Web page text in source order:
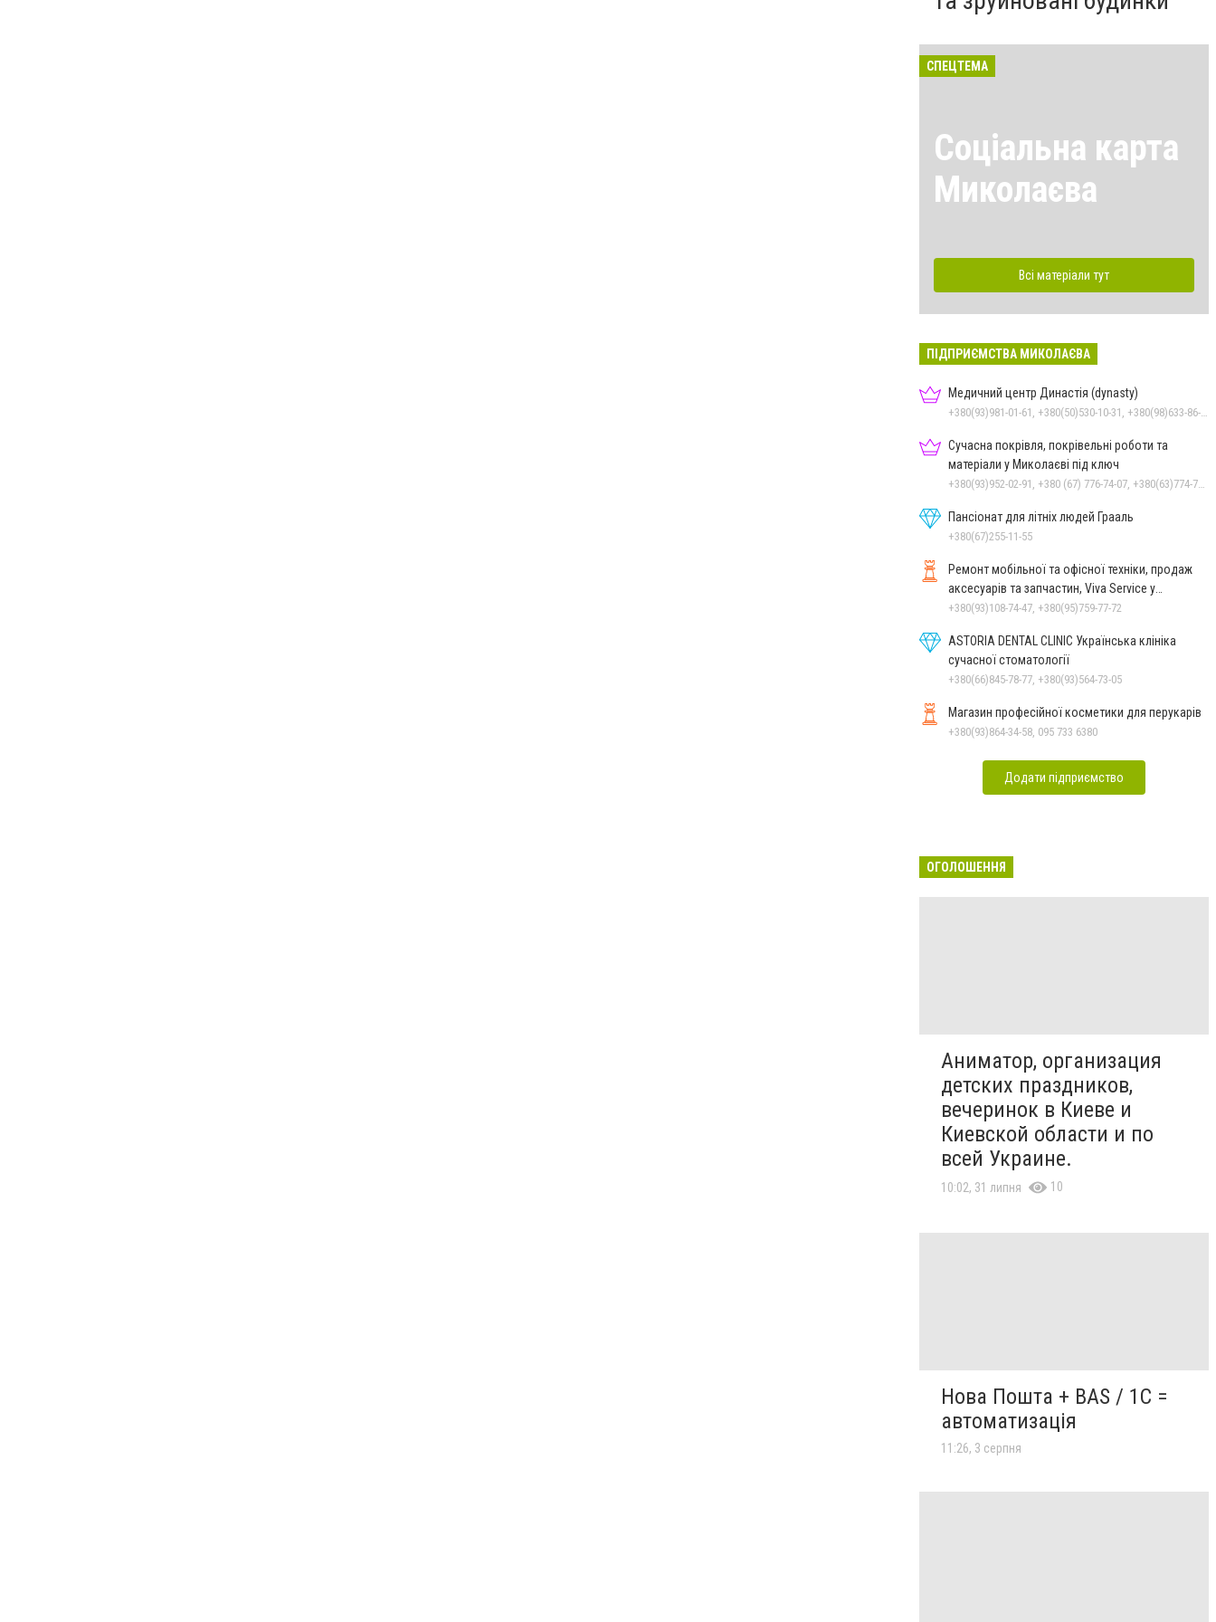
СПЕЦТЕМА
Соціальна карта
Миколаєва
Всі матеріали тут
ПІДПРИЄМСТВА МИКОЛАЄВА
Медичний центр Династія (dynasty)
Сучасна покрівля, покрівельні роботи та
матеріали у Миколаєві під ключ
Пансіонат для літніх людей Грааль
+380(67)255-11-55
Ремонт мобільної та офісної техніки, продаж
аксесуарів та запчастин, Viva Service у
Миколаєві
+380(93)108-74-47, +380(95)759-77-72
ASTORIA DENTAL CLINIC Українська клініка
сучасної стоматології
+380(66)845-78-77, +380(93)564-73-05
Магазин професійної косметики для перукарів
+380(93)864-34-58, 095 733 6380
Додати підприємство
ОГОЛОШЕННЯ
Аниматор, организация
детских праздников,
вечеринок в Киеве и
Киевской области и по
всей Украине.
10:02, 31 липня 10
Нова Пошта + BAS / 1C =
автоматизація
11:26, 3 серпня